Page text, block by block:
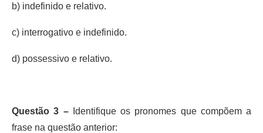
b) indefinido e relativo.
c) interrogativo e indefinido.
d) possessivo e relativo.
Questão 3 –Identifique os pronomes que compõem a
frase na questão anterior: